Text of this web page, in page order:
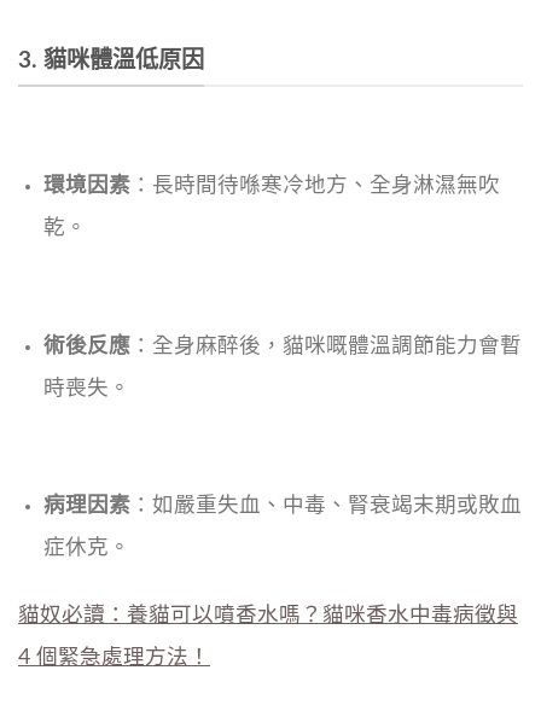
3. 貓咪體溫低原因
環境因素：長時間待喺寒冷地方、全身淋濕無吹
乾。
術後反應 ：全身麻醉後，貓咪嘅體溫調節能力會暫
時喪失。
病理因素：如嚴重失血、中毒、腎衰竭末期或敗血
症休克。
貓奴必讀：養貓可以噴香水嗎？貓咪香水中毒病徵與
4 個緊急處理方法！